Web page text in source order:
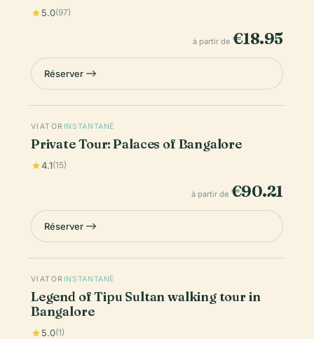
5.0(97)
à partir de €18.95
Réserver
VIATOR INSTANTANÉ
Private Tour: Palaces of Bangalore
4.1(15)
à partir de €90.21
Réserver
VIATOR INSTANTANÉ
Legend of Tipu Sultan walking tour in
Bangalore
5.0(1)